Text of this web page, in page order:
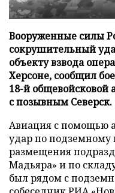
Вооруженные силы
сокрушительный
объекту взвода
Херсоне, сообщил
18-й
с позывным Северск.
Авиация с помощью
удар по подземному
размещения
Мадьяра» и по
был рядом с